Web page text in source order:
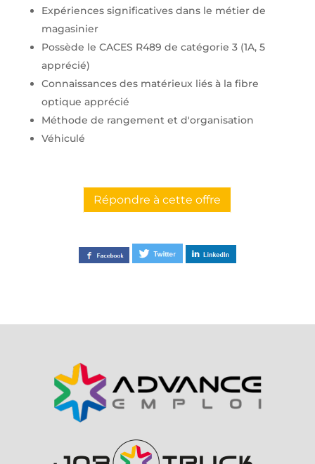
Expériences significatives dans le métier de
magasinier
Possède le CACES R489 de catégorie 3 (1A, 5
apprécié)
Connaissances des matérieux liés à la fibre
optique apprécié
Méthode de rangement et d'organisation
Véhiculé
Répondre à cette offre